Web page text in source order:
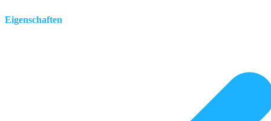
Eigenschaften